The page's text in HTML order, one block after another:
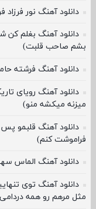
دانلود آهنگ نور فرزاد
دانلود آهنگ بغلم
بشم صاحب قلبت)
دانلود آهنگ فرشته
دانلود آهنگ رویای
میزنه میکشه منو)
دانلود آهنگ قلبمو
فراموشت کنم)
دانلود آهنگ الماس
دانلود آهنگ توی
مثل مرهم رو همه